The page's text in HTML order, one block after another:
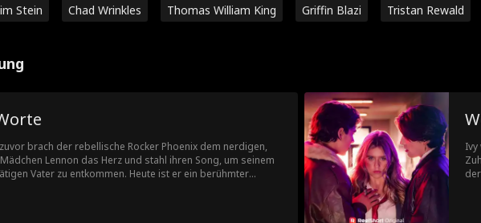
Stein Chad Wrinkles Thomas William King Griffin Blazi Tristan Rewald
zuvor brach der rebellische Rocker Phoenix dem nerdigen,
Lennon das Herz und stahl ihren Song, um seinem
Vater zu entkommen. Heute ist er ein berühmter
Ivy